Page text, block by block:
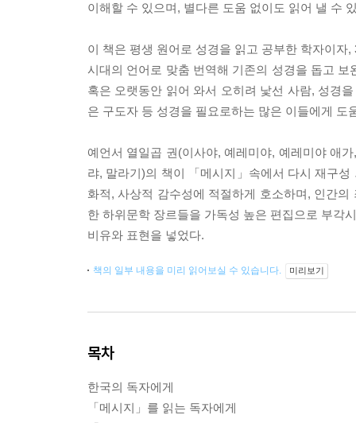
이해할 수 있으며, 별다른 도움 없이도 읽어 낼 수
이 책은 평생 원어로 성경을 읽고 공부한 학자이
시대의 언어로 맞춤 번역해 기존의 성경을 돕고
혹은 오랫동안 읽어 와서 오히려 낯선 사람, 성경
은 구도자 등 성경을 필요로하는 많은 이들에게 도
예언서 열일곱 권(이사야, 예레미야, 예레미야 애
랴, 말라기)의 책이 「메시지」속에서 다시 재구
화적, 사상적 감수성에 적절하게 호소하며, 인간
한 하위문학 장르들을 가독성 높은 편집으로 부각
비유와 표현을 넣었다.
책의 일부 내용을 미리 읽어보실 수 있습니다. 미리보기
목차
한국의 독자에게
「메시지」를 읽는 독자에게